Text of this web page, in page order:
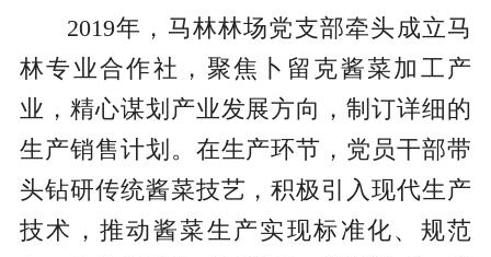
2019年，马林林场党支部牵头成立马
林专业合作社，聚焦卜留克酱菜加工产
业，精心谋划产业发展方向，制订详细的
生产销售计划。在生产环节，党员干部带
头钻研传统酱菜技艺，积极引入现代生产
技术，推动酱菜生产实现标准化、规范